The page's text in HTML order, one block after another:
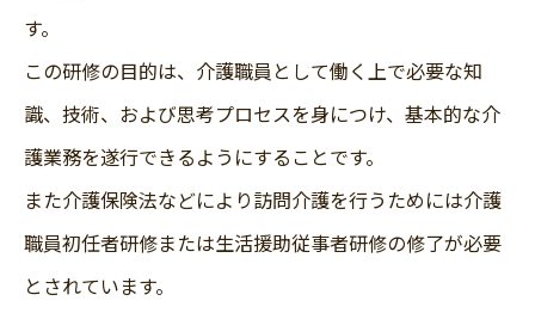
す。
この研修の目的は、介護職員として働く上で必要な知
識、技術、および思考プロセスを身につけ、基本的な介
護業務を遂行できるようにすることです。
また介護保険法などにより訪問介護を行うためには介護
職員初任者研修または生活援助従事者研修の修了が必要
とされています。